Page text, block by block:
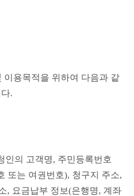
.
인의 고객명, 주민등록번호
또는 여권번호), 청구지 주소,
, 요금납부 정보(은행명, 계좌